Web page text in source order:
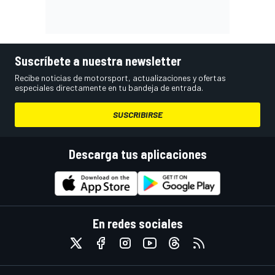
Suscríbete a nuestra newsletter
Recibe noticias de motorsport, actualizaciones y ofertas
especiales directamente en tu bandeja de entrada.
SUSCRIBIRSE
Descarga tus aplicaciones
En redes sociales